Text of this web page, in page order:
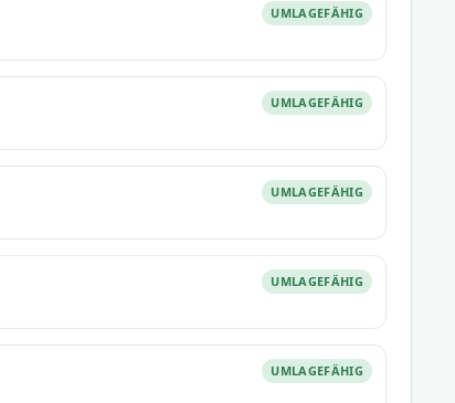
UMLAGEFÄHIG
UMLAGEFÄHIG
UMLAGEFÄHIG
UMLAGEFÄHIG
UMLAGEFÄHIG